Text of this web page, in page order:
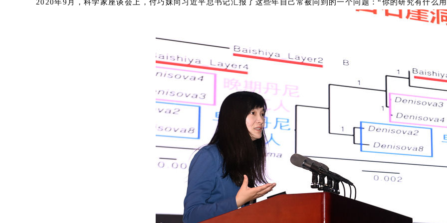
2020年9月，科学家座谈会上，付巧妹向习近平总书记汇报了这些年自己常被问到的一个问题：“你的研究有什么